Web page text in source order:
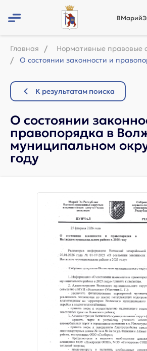
Главная
Нормативные правовые
К результатам поиска
О состоянии
правопорядка в
муниципальном
году